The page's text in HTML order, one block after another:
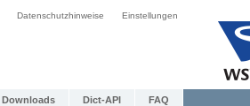
Datenschutzhinweise Einstellungen
Downloads Dict-API FAQ